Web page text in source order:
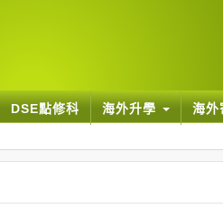
DSE點修科 海外升學 海外